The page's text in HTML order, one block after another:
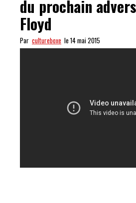
du prochain
Floyd
Par cultureboxe le 14 mai 2015